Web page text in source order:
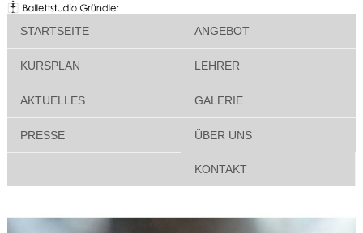
STARTSEITE ANGEBOT
KURSPLAN LEHRER
AKTUELLES GALERIE
PRESSE ÜBER UNS
KONTAKT